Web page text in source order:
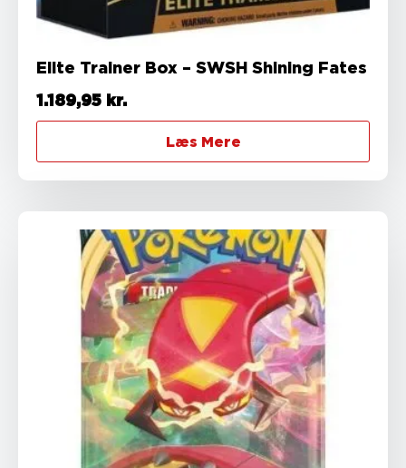
Elite Trainer Box – SWSH Shining Fates
1.189,95 kr.
Læs Mere